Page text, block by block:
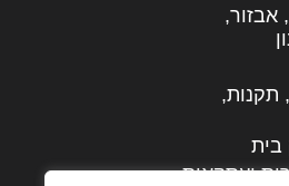
אבזור,
תקנות,
בית
ועסקאות